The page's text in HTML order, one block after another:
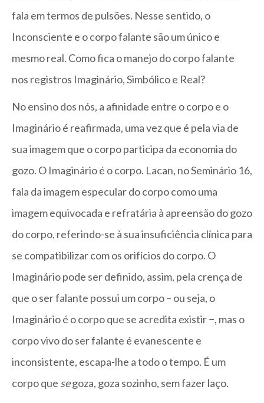
fala em termos de pulsões. Nesse sentido, o
Inconsciente e o corpo falante são um único e
mesmo real. Como fica o manejo do corpo falante
nos registros Imaginário, Simbólico e Real?
No ensino dos nós, a afinidade entre o corpo e o
Imaginário é reafirmada, uma vez que é pela via de
sua imagem que o corpo participa da economia do
gozo. O Imaginário é o corpo. Lacan, no Seminário 16,
fala da imagem especular do corpo como uma
imagem equivocada e refratária à apreensão do gozo
do corpo, referindo-se à sua insuficiência clínica para
se compatibilizar com os orifícios do corpo. O
Imaginário pode ser definido, assim, pela crença de
que o ser falante possui um corpo – ou seja, o
Imaginário é o corpo que se acredita existir −, mas o
corpo vivo do ser falante é evanescente e
inconsistente, escapa-lhe a todo o tempo. É um
corpo que segoza, goza sozinho, sem fazer laço.